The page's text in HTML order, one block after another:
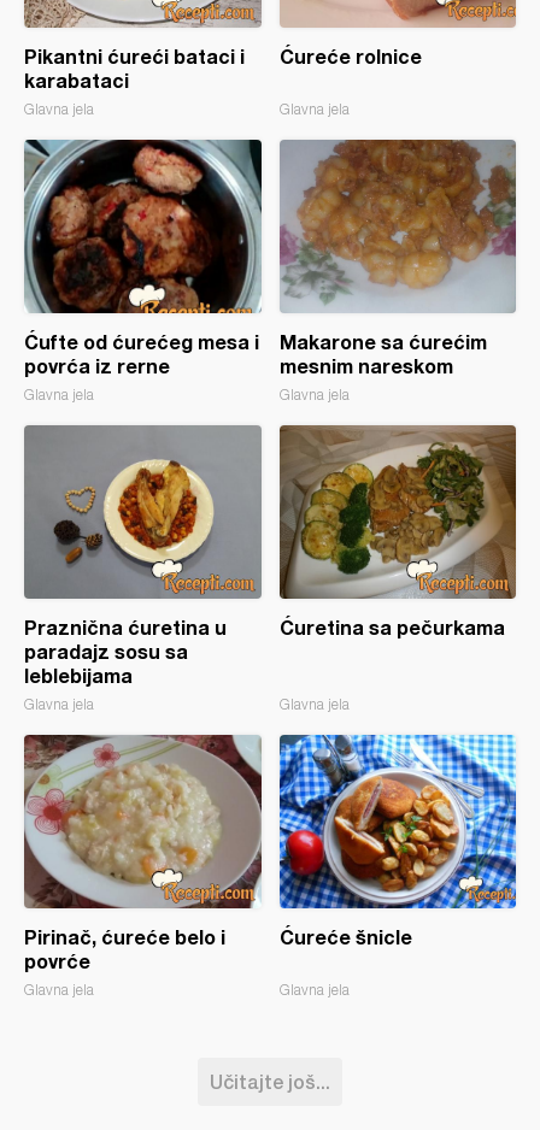
Pikantni ćureći bataci i
karabataci
Glavna jela
Ćureće rolnice
Glavna jela
Ćufte od ćurećeg mesa i
povrća iz rerne
Glavna jela
Makarone sa ćurećim
mesnim nareskom
Glavna jela
Praznična ćuretina u
paradajz sosu sa
leblebijama
Glavna jela
Ćuretina sa pečurkama
Glavna jela
Pirinač, ćureće belo i
povrće
Glavna jela
Ćureće šnicle
Glavna jela
Učitajte još...